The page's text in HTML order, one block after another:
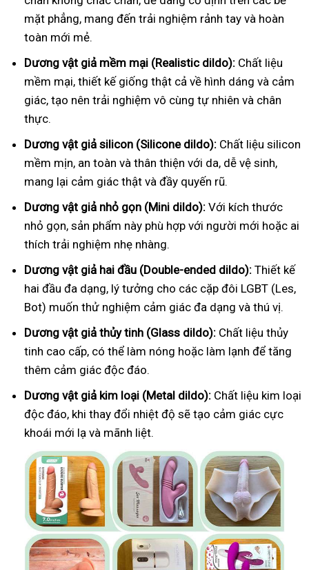
mặt phẳng, mang đến trải nghiệm rảnh tay và hoàn
toàn mới mẻ.
Dương vật giả mềm mại (Realistic dildo): Chất liệu
mềm mại, thiết kế giống thật cả về hình dáng và cảm
giác, tạo nên trải nghiệm vô cùng tự nhiên và chân
thực.
Dương vật giả silicon (Silicone dildo): Chất liệu silicon
mềm mịn, an toàn và thân thiện với da, dễ vệ sinh,
mang lại cảm giác thật và đầy quyến rũ.
Dương vật giả nhỏ gọn (Mini dildo): Với kích thước
nhỏ gọn, sản phẩm này phù hợp với người mới hoặc ai
thích trải nghiệm nhẹ nhàng.
Dương vật giả hai đầu (Double-ended dildo): Thiết kế
hai đầu đa dạng, lý tưởng cho các cặp đôi LGBT (Les,
Bot) muốn thử nghiệm cảm giác đa dạng và thú vị.
Dương vật giả thủy tinh (Glass dildo): Chất liệu thủy
tinh cao cấp, có thể làm nóng hoặc làm lạnh để tăng
thêm cảm giác độc đáo.
Dương vật giả kim loại (Metal dildo): Chất liệu kim loại
độc đáo, khi thay đổi nhiệt độ sẽ tạo cảm giác cực
khoái mới lạ và mãnh liệt.